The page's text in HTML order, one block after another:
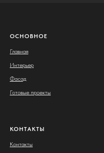
ОСНОВНОЕ
Главная
Интерьер
Фасад
Готовые проекты
КОНТАКТЫ
Контакты